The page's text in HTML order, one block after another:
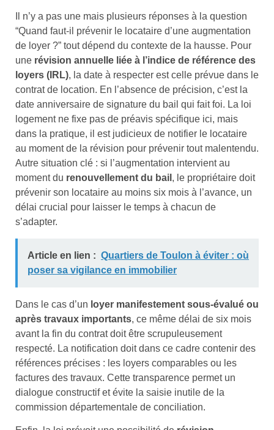
Il n’y a pas une mais plusieurs réponses à la question
“Quand faut-il prévenir le locataire d’une augmentation
de loyer ?” tout dépend du contexte de la hausse. Pour
une révision annuelle liée à l’indice de référence des
loyers (IRL), la date à respecter est celle prévue dans le
contrat de location. En l’absence de précision, c’est la
date anniversaire de signature du bail qui fait foi. La loi
logement ne fixe pas de préavis spécifique ici, mais
dans la pratique, il est judicieux de notifier le locataire
au moment de la révision pour prévenir tout malentendu.
Autre situation clé : si l’augmentation intervient au
moment du renouvellement du bail , le propriétaire doit
prévenir son locataire au moins six mois à l’avance, un
délai crucial pour laisser le temps à chacun de
s’adapter.
Article en lien : Quartiers de Toulon à éviter : où
poser sa vigilance en immobilier
Dans le cas d’un loyer manifestement sous-évalué ou
après travaux importants, ce même délai de six mois
avant la fin du contrat doit être scrupuleusement
respecté. La notification doit dans ce cadre contenir des
références précises : les loyers comparables ou les
factures des travaux. Cette transparence permet un
dialogue constructif et évite la saisie inutile de la
commission départementale de conciliation.